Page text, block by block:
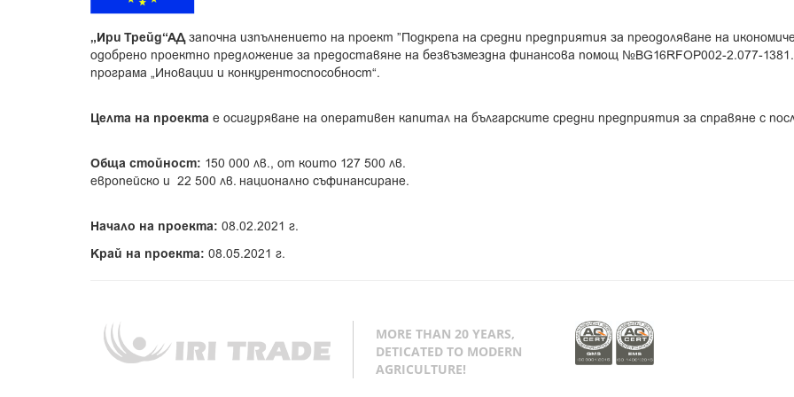
„Ири Трейд“АДзапочна изпълнението на проект ”Подкрепа на средни предприятия за преодоляване на
одобрено проектно предложение за предоставяне на безвъзмездна финансова помощ №BG16RFOP002-2.077-
програма „Иновации и конкурентоспособност“.
Целта на проекта е осигуряване на оперативен капитал на българските средни предприятия за справяне с
Обща стойност: 150 000 лв., от които 127 500 лв.
европейско и 22 500 лв. национално съфинансиране.
Начало на проекта: 08.02.2021 г.
Край на проекта: 08.05.2021 г.
MORE THAN 20 YEARS,
DETICATED TO MODERN
AGRICULTURE!